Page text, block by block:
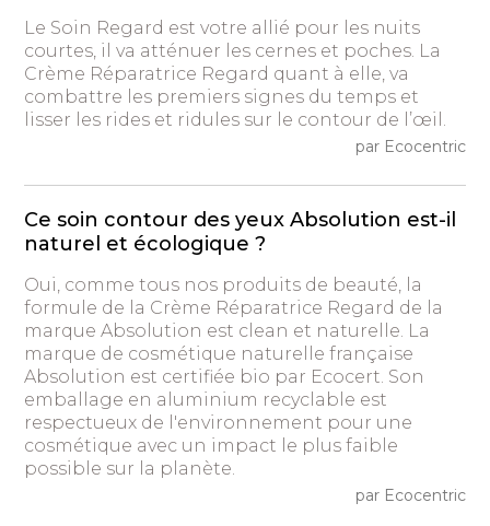
Le Soin Regard est votre allié pour les nuits
courtes, il va atténuer les cernes et poches. La
Crème Réparatrice Regard quant à elle, va
combattre les premiers signes du temps et
lisser les rides et ridules sur le contour de l’œil.
par Ecocentric
Ce soin contour des yeux Absolution est-il
naturel et écologique ?
Oui, comme tous nos produits de beauté, la
formule de la Crème Réparatrice Regard de la
marque Absolution est clean et naturelle. La
marque de cosmétique naturelle française
Absolution est certifiée bio par Ecocert. Son
emballage en aluminium recyclable est
respectueux de l'environnement pour une
cosmétique avec un impact le plus faible
possible sur la planète.
par Ecocentric